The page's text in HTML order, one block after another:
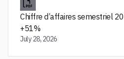
Chiffre d’affaires semestriel
+51%
July 28, 2026